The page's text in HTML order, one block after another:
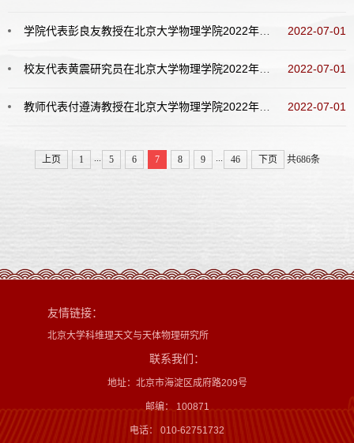
学院代表彭良友教授在北京大学物理学院2022年毕业典礼上的发言 2022-07-01
校友代表黄震研究员在北京大学物理学院2022年毕业典礼上的发言 2022-07-01
教师代表付遵涛教授在北京大学物理学院2022年毕业典礼上的发言 2022-07-01
上页 1 ... 5 6 7 8 9 ... 46 下页 共686条
友情链接：
北京大学科维理天文与天体物理研究所
联系我们：
地址：北京市海淀区成府路209号
邮编： 100871
电话： 010-62751732